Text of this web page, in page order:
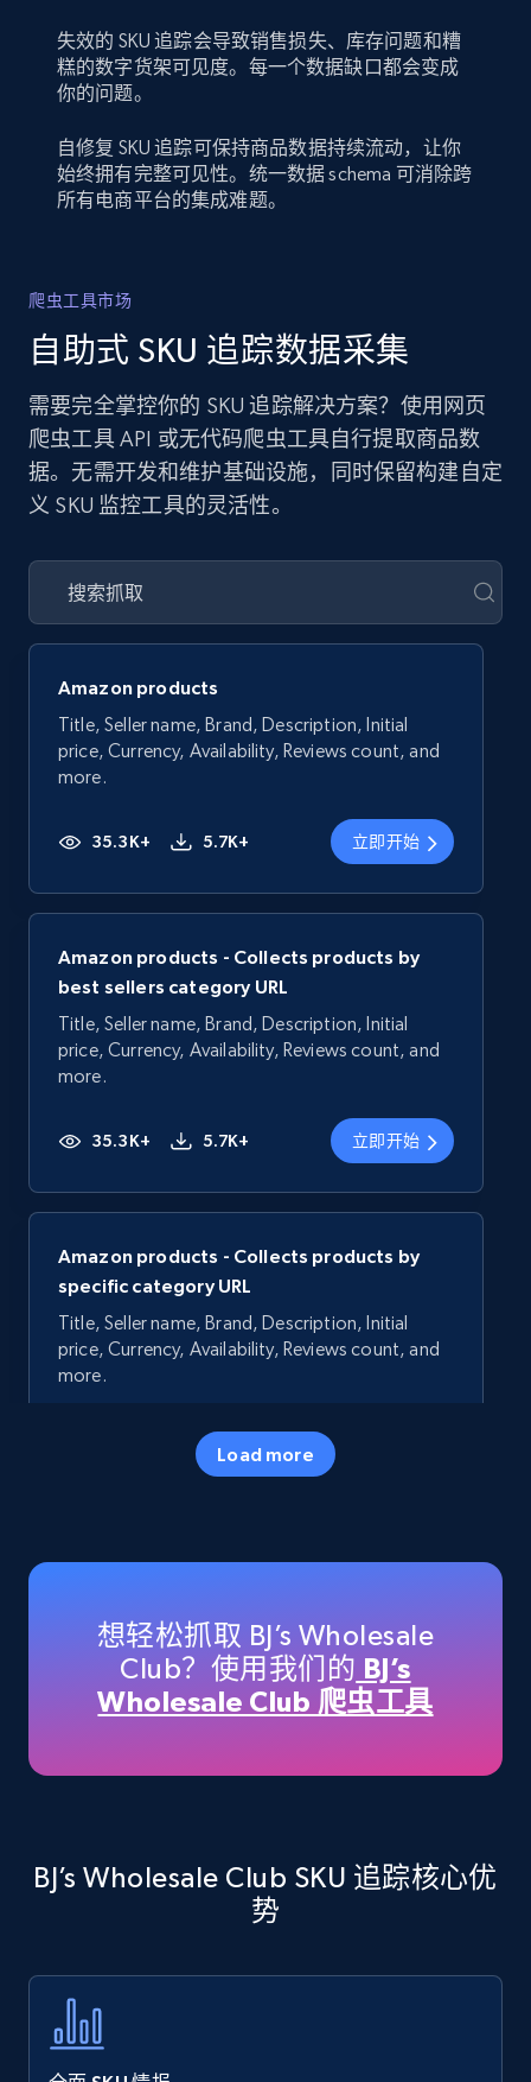
失效的 SKU 追踪会导致销售损失、库存问题和糟
糕的数字货架可见度。每一个数据缺口都会变成
你的问题。
自修复 SKU 追踪可保持商品数据持续流动，让你
始终拥有完整可见性。统一数据 schema 可消除跨
所有电商平台的集成难题。
爬虫工具市场
自助式 SKU 追踪数据采集
需要完全掌控你的 SKU 追踪解决方案？使用网页
爬虫工具 API 或无代码爬虫工具自行提取商品数
据。无需开发和维护基础设施，同时保留构建自定
义 SKU 监控工具的灵活性。
Amazon products
Title, Seller name, Brand, Description, Initial
price, Currency, Availability, Reviews count, and
more.
35.3K+ 5.7K+ 立即开始
Amazon products - Collects products by
best sellers category URL
Title, Seller name, Brand, Description, Initial
price, Currency, Availability, Reviews count, and
more.
35.3K+ 5.7K+ 立即开始
Amazon products - Collects products by
specific category URL
Title, Seller name, Brand, Description, Initial
price, Currency, Availability, Reviews count, and
more.
5.7K+
Title, Seller name, Brand, Description, Initial
price, Currency, Availability, Reviews count, and
upc numbers
Title, Seller name, Brand, Description, Initial
more.
35.3K+
Load more
想轻松抓取 BJ’s Wholesale
Club？使用我们的 BJ’s
Wholesale Club 爬虫工具
BJ’s Wholesale Club SKU 追踪核心优
势